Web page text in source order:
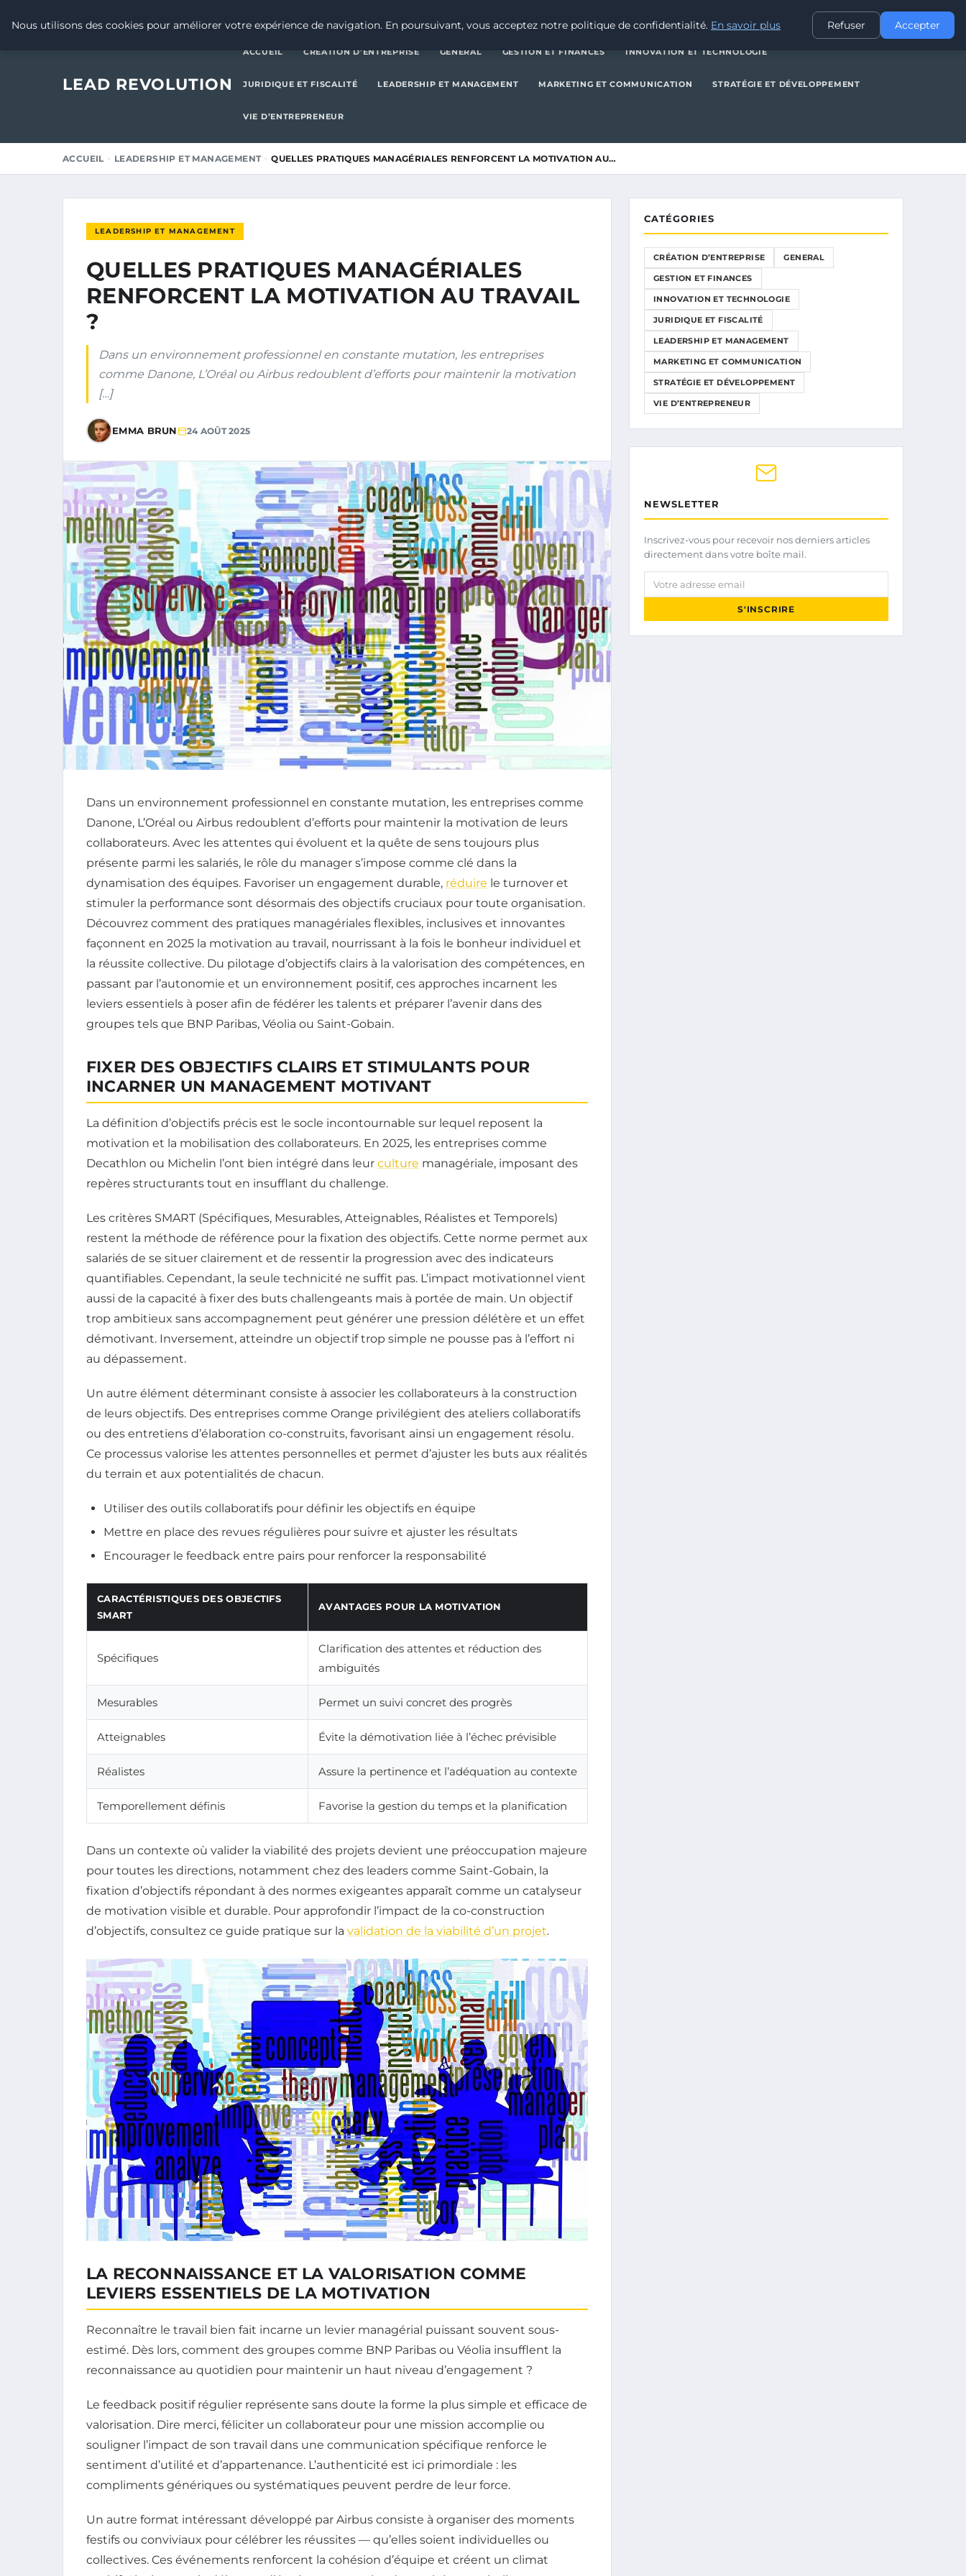
INNOVATION ET TECHNOLOGIE
LEAD REVOLUTION
ACCUEIL CRÉATION D’ENTREPRISE GENERAL GESTION ET FINANCES INNOVATION ET TECHNOLOGIE
JURIDIQUE ET FISCALITÉ LEADERSHIP ET MANAGEMENT MARKETING ET COMMUNICATION STRATÉGIE ET DÉVELOPPEMENT
VIE D’ENTREPRENEUR
ACCUEIL LEADERSHIP ET MANAGEMENT QUELLES PRATIQUES MANAGÉRIALES RENFORCENT LA MOTIVATION AU…
LEADERSHIP ET MANAGEMENT
QUELLES PRATIQUES MANAGÉRIALES
RENFORCENT LA MOTIVATION AU TRAVAIL
?
Dans un environnement professionnel en constante mutation, les entreprises
comme Danone, L’Oréal ou Airbus redoublent d’efforts pour maintenir la motivation
[…]
EMMA BRUN 24 AOÛT 2025
Dans un environnement professionnel en constante mutation, les entreprises comme
Danone, L’Oréal ou Airbus redoublent d’efforts pour maintenir la motivation de leurs
collaborateurs. Avec les attentes qui évoluent et la quête de sens toujours plus
présente parmi les salariés, le rôle du manager s’impose comme clé dans la
dynamisation des équipes. Favoriser un engagement durable, réduire le turnover et
stimuler la performance sont désormais des objectifs cruciaux pour toute organisation.
Découvrez comment des pratiques managériales flexibles, inclusives et innovantes
façonnent en 2025 la motivation au travail, nourrissant à la fois le bonheur individuel et
la réussite collective. Du pilotage d’objectifs clairs à la valorisation des compétences, en
passant par l’autonomie et un environnement positif, ces approches incarnent les
leviers essentiels à poser afin de fédérer les talents et préparer l’avenir dans des
groupes tels que BNP Paribas, Véolia ou Saint-Gobain.
FIXER DES OBJECTIFS CLAIRS ET STIMULANTS POUR
INCARNER UN MANAGEMENT MOTIVANT
La définition d’objectifs précis est le socle incontournable sur lequel reposent la
motivation et la mobilisation des collaborateurs. En 2025, les entreprises comme
Decathlon ou Michelin l’ont bien intégré dans leur culture managériale, imposant des
repères structurants tout en insufflant du challenge.
Les critères SMART (Spécifiques, Mesurables, Atteignables, Réalistes et Temporels)
restent la méthode de référence pour la fixation des objectifs. Cette norme permet aux
salariés de se situer clairement et de ressentir la progression avec des indicateurs
quantifiables. Cependant, la seule technicité ne suffit pas. L’impact motivationnel vient
aussi de la capacité à fixer des buts challengeants mais à portée de main. Un objectif
trop ambitieux sans accompagnement peut générer une pression délétère et un effet
démotivant. Inversement, atteindre un objectif trop simple ne pousse pas à l’effort ni
au dépassement.
Un autre élément déterminant consiste à associer les collaborateurs à la construction
de leurs objectifs. Des entreprises comme Orange privilégient des ateliers collaboratifs
ou des entretiens d’élaboration co-construits, favorisant ainsi un engagement résolu.
Ce processus valorise les attentes personnelles et permet d’ajuster les buts aux réalités
du terrain et aux potentialités de chacun.
Utiliser des outils collaboratifs pour définir les objectifs en équipe
Mettre en place des revues régulières pour suivre et ajuster les résultats
Encourager le feedback entre pairs pour renforcer la responsabilité
CARACTÉRISTIQUES DES OBJECTIFS
SMART
AVANTAGES POUR LA MOTIVATION
Spécifiques
Clarification des attentes et réduction des
ambiguïtés
Mesurables Permet un suivi concret des progrès
Atteignables Évite la démotivation liée à l’échec prévisible
Réalistes Assure la pertinence et l’adéquation au contexte
Temporellement définis Favorise la gestion du temps et la planification
Dans un contexte où valider la viabilité des projets devient une préoccupation majeure
pour toutes les directions, notamment chez des leaders comme Saint-Gobain, la
fixation d’objectifs répondant à des normes exigeantes apparaît comme un catalyseur
de motivation visible et durable. Pour approfondir l’impact de la co-construction
d’objectifs, consultez ce guide pratique sur la validation de la viabilité d’un projet.
LA RECONNAISSANCE ET LA VALORISATION COMME
LEVIERS ESSENTIELS DE LA MOTIVATION
Reconnaître le travail bien fait incarne un levier managérial puissant souvent sous-
estimé. Dès lors, comment des groupes comme BNP Paribas ou Véolia insufflent la
reconnaissance au quotidien pour maintenir un haut niveau d’engagement ?
Le feedback positif régulier représente sans doute la forme la plus simple et efficace de
valorisation. Dire merci, féliciter un collaborateur pour une mission accomplie ou
souligner l’impact de son travail dans une communication spécifique renforce le
sentiment d’utilité et d’appartenance. L’authenticité est ici primordiale : les
compliments génériques ou systématiques peuvent perdre de leur force.
Un autre format intéressant développé par Airbus consiste à organiser des moments
festifs ou conviviaux pour célébrer les réussites — qu’elles soient individuelles ou
collectives. Ces événements renforcent la cohésion d’équipe et créent un climat
CATÉGORIES
CRÉATION D’ENTREPRISE GENERAL
GESTION ET FINANCES
INNOVATION ET TECHNOLOGIE
JURIDIQUE ET FISCALITÉ
LEADERSHIP ET MANAGEMENT
MARKETING ET COMMUNICATION
STRATÉGIE ET DÉVELOPPEMENT
VIE D’ENTREPRENEUR
NEWSLETTER
Inscrivez-vous pour recevoir nos derniers articles
directement dans votre boîte mail.
Votre adresse email
S'INSCRIRE
Nous utilisons des cookies pour améliorer votre expérience de navigation. En poursuivant, vous acceptez notre politique de confidentialité. En savoir plus Refuser Accepter